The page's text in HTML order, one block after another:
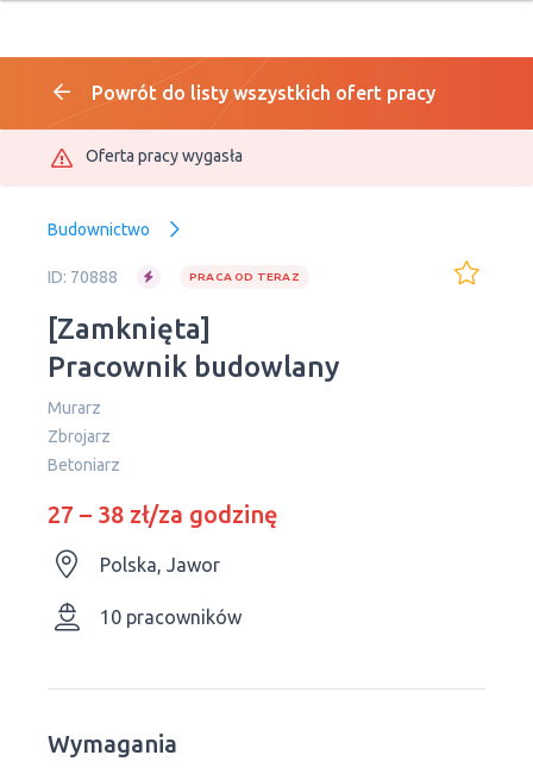
Powrót do listy wszystkich ofert pracy
Oferta pracy wygasła
Budownictwo
ID: 70888 PRACA OD TERAZ
[Zamknięta]
Pracownik budowlany
Murarz
Zbrojarz
Betoniarz
27 – 38 zł/za godzinę
Polska, Jawor
10 pracowników
Wymagania